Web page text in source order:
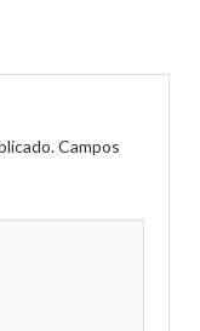
Campos